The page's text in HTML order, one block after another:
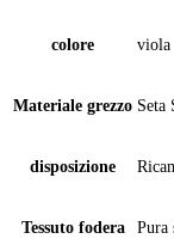
colore viola
Materiale grezzo Seta
disposizione
Tessuto fodera Pura